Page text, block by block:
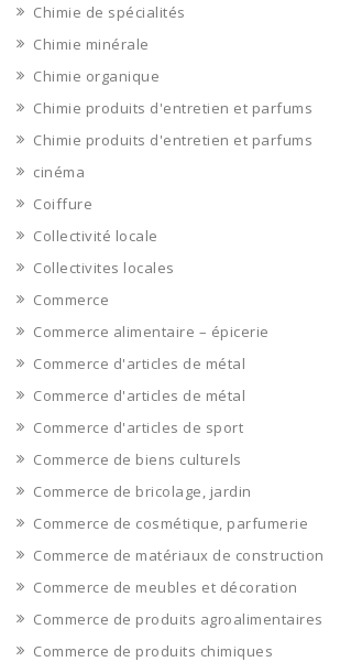
Chimie de spécialités
Chimie minérale
Chimie organique
Chimie produits d'entretien et parfums
Chimie produits d'entretien et parfums
cinéma
Coiffure
Collectivité locale
Collectivites locales
Commerce
Commerce alimentaire – épicerie
Commerce d'articles de métal
Commerce d'articles de métal
Commerce d'articles de sport
Commerce de biens culturels
Commerce de bricolage, jardin
Commerce de cosmétique, parfumerie
Commerce de matériaux de construction
Commerce de meubles et décoration
Commerce de produits agroalimentaires
Commerce de produits chimiques